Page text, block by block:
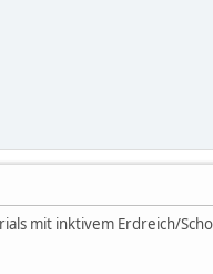
mit inktivem Erdreich/